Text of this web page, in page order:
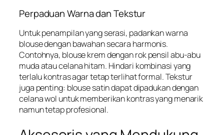
Perpaduan Warna dan Tekstur
Untuk penampilan yang serasi, padankan warna
blouse dengan bawahan secara harmonis.
Contohnya, blouse krem dengan rok pensil abu-abu
muda atau celana hitam. Hindari kombinasi yang
terlalu kontras agar tetap terlihat formal. Tekstur
juga penting: blouse satin dapat dipadukan dengan
celana wol untuk memberikan kontras yang menarik
namun tetap profesional.